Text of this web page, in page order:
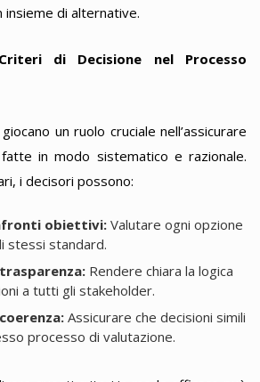
insieme di alternative.
di Decisione nel Processo
un ruolo cruciale nell’assicurare
in modo sistematico e razionale.
i decisori possono:
obiettivi:Valutare ogni opzione
stessi standard.
Rendere chiara la logica
a tutti gli stakeholder.
Assicurare che decisioni simili
processo di valutazione.